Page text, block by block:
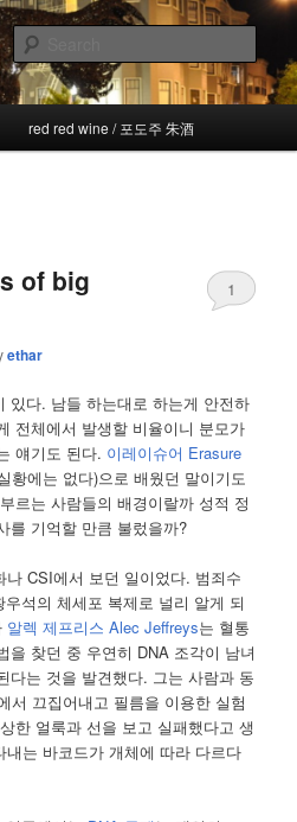
red red wine / 포도주 朱酒
of big
ethar
1
있다. 남들 하는대로 하는게 안전하
전체에서 발생할 비율이니 분모가
얘기도 된다. 이레이슈어 Erasure
황에는 없다)으로 배웠던 말이기도
르는 사람들의 배경이랄까 성적 정
를 기억할 만큼 불렀을까?
CSI에서 보던 일이었다. 범죄수
석의 체세포 복제로 널리 알게 되
알렉 제프리스 Alec Jeffreys는 혈통
을 찾던 중 우연히 DNA 조각이 남녀
다는 것을 발견했다. 그는 사람과 동
서 끄집어내고 필름을 이용한 실험
한 얼룩과 선을 보고 실패했다고 생
는 바코드가 개체에 따라 다르다